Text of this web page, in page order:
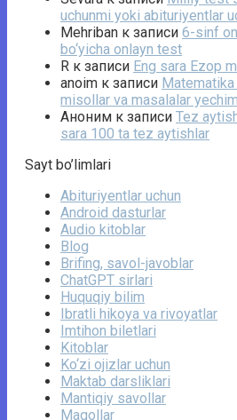
uchunmi yoki abituriyentlar
Mehriban к записи 6-sinf
bo‘yicha onlayn test
R к записи Eng sara Ezop
anoim к записи
misollar va masalalar
Аноним к записи Tez
sara 100 ta tez aytishlar
Sayt bo’limlari
Abituriyentlar uchun
Android dasturlar
Audio kitoblar
Blog
Brifing, savol-javoblar
ChatGPT sirlari
Huquqiy bilim
Ibratli hikoya va rivoyatlar
Imtihon biletlari
Kitoblar
Ko‘zi ojizlar uchun
Maktab darsliklari
Mantiqiy savollar
Maqollar